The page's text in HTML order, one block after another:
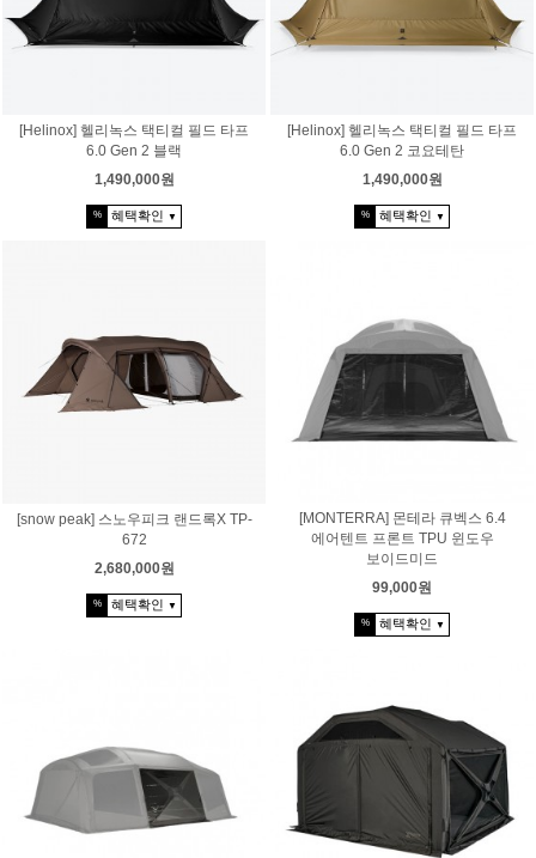
[Helinox] 헬리녹스 택티컬 필드 타프
6.0 Gen 2 블랙
1,490,000원
% 혜택확인 ▼
[Helinox] 헬리녹스 택티컬 필드 타프
6.0 Gen 2 코요테탄
1,490,000원
% 혜택확인 ▼
[snow peak] 스노우피크 랜드록X TP-
672
2,680,000원
% 혜택확인 ▼
[MONTERRA] 몬테라 큐벡스 6.4
에어텐트 프론트 TPU 윈도우
보이드미드
99,000원
% 혜택확인 ▼